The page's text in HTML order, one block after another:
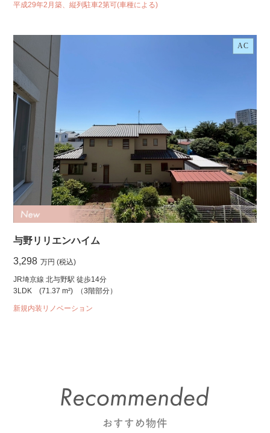
平成29年2月築、縦列駐車2第可(車種による)
AC
与野リリエンハイム
3,298 万円 (税込)
JR埼京線 北与野駅 徒歩14分
3LDK
(71.37 m²) （3階部分）
新規内装リノベーション